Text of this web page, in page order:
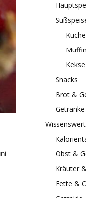
Kekse
Snacks
Brot &
Getränke
Obst &
Kräuter
Fette &